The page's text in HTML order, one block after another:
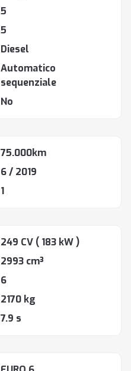
5
5
Diesel
Automatico
sequenziale
No
75.000km
6 / 2019
1
249 CV ( 183 kW )
2993 cm³
6
2170 kg
7.9 s